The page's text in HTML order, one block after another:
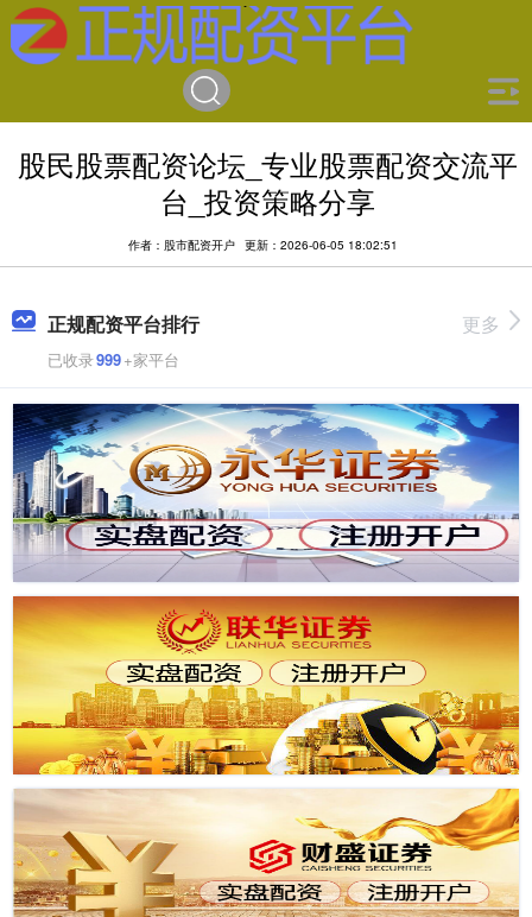
股民股票配资论坛_专业股票配资交流平
台_投资策略分享
作者：股市配资开户 更新：2026-06-05 18:02:51
正规配资平台排行
已收录999+家平台
更多